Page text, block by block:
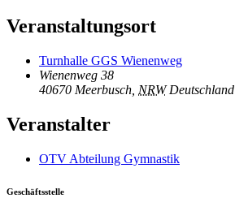
Veranstaltungsort
Turnhalle GGS Wienenweg
Wienenweg 38
40670 Meerbusch NRW Deutschland
Veranstalter
OTV Abteilung Gymnastik
Geschäftsstelle